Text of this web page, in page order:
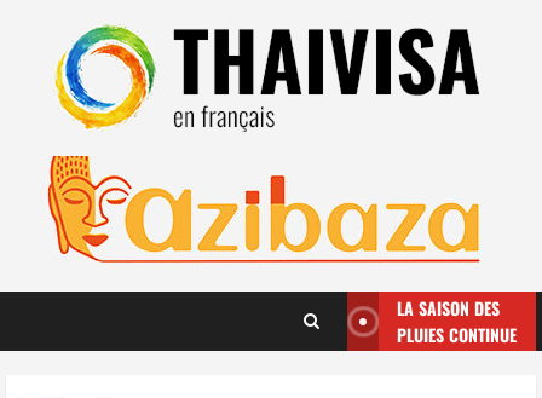
contenu
LA SAISON DES
PLUIES CONTINUE